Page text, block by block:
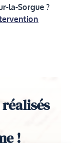
la-Sorgue ?
!